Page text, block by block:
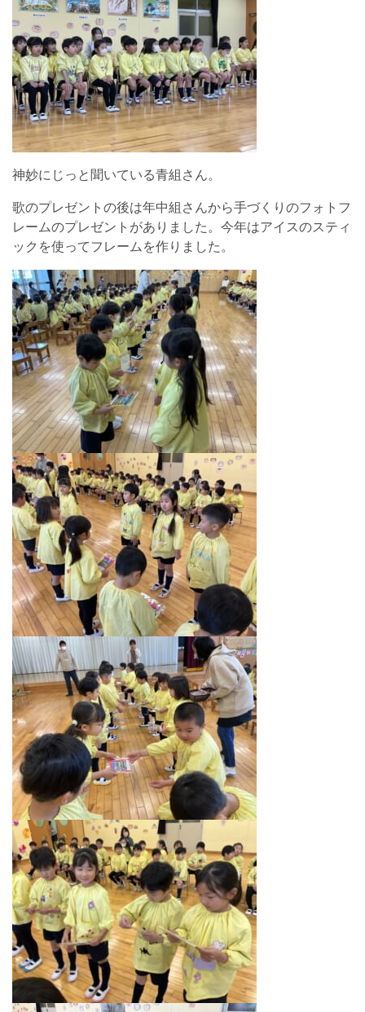
神妙にじっと聞いている青組さん。
歌のプレゼントの後は年中組さんから手づくりのフォトフ
レームのプレゼントがありました。今年はアイスのスティ
ックを使ってフレームを作りました。